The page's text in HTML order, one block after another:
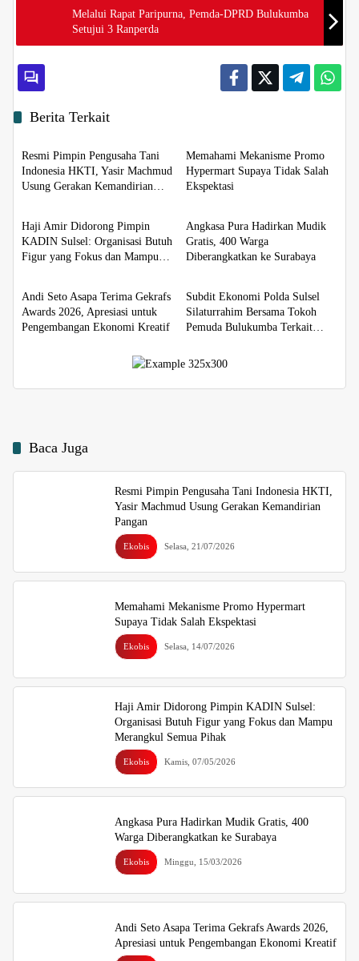
Melalui Rapat Paripurna, Pemda-DPRD Bulukumba
Setujui 3 Ranperda
Berita Terkait
Ekobis
Resmi Pimpin Pengusaha Tani
Indonesia HKTI, Yasir Machmud
Usung Gerakan Kemandirian
Memahami Mekanisme Promo
Hypermart Supaya Tidak Salah
Ekspektasi
Ekobis
Haji Amir Didorong Pimpin
KADIN Sulsel: Organisasi Butuh
Figur yang Fokus dan Mampu
Ekobis
Angkasa Pura Hadirkan Mudik
Gratis, 400 Warga
Diberangkatkan ke Surabaya
Ekobis
Andi Seto Asapa Terima Gekrafs
Awards 2026, Apresiasi untuk
Pengembangan Ekonomi Kreatif
Ekobis
Subdit Ekonomi Polda Sulsel
Silaturrahim Bersama Tokoh
Pemuda Bulukumba Terkait
YON TP
Baca Juga
Resmi Pimpin Pengusaha Tani Indonesia HKTI,
Yasir Machmud Usung Gerakan Kemandirian
Pangan
Ekobis Selasa, 21/07/2026
Memahami Mekanisme Promo Hypermart
Supaya Tidak Salah Ekspektasi
Ekobis Selasa, 14/07/2026
Haji Amir Didorong Pimpin KADIN Sulsel:
Organisasi Butuh Figur yang Fokus dan Mampu
Merangkul Semua Pihak
Ekobis Kamis, 07/05/2026
Angkasa Pura Hadirkan Mudik Gratis, 400
Warga Diberangkatkan ke Surabaya
Ekobis Minggu, 15/03/2026
Andi Seto Asapa Terima Gekrafs Awards 2026,
Apresiasi untuk Pengembangan Ekonomi Kreatif